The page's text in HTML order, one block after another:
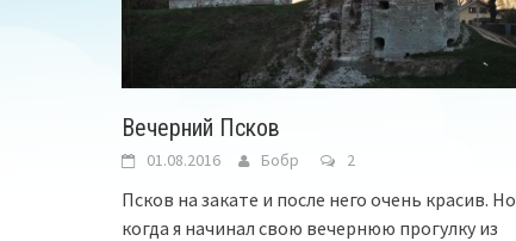
Вечерний Псков
01.08.2016 Бобр 2
Псков на закате и после него очень красив. Но
когда я начинал свою вечернюю прогулку из